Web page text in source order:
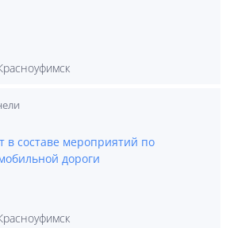
в составе мероприятий по
дороги